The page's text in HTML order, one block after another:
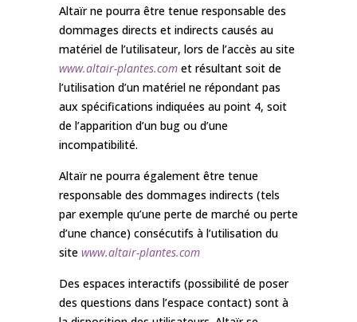
Altaïr ne pourra être tenue responsable des
dommages directs et indirects causés au
matériel de l’utilisateur, lors de l’accès au site
www.altair-plantes.com et résultant soit de
l’utilisation d’un matériel ne répondant pas
aux spécifications indiquées au point 4, soit
de l’apparition d’un bug ou d’une
incompatibilité.
Altaïr ne pourra également être tenue
responsable des dommages indirects (tels
par exemple qu’une perte de marché ou perte
d’une chance) consécutifs à l’utilisation du
site www.altair-plantes.com
Des espaces interactifs (possibilité de poser
des questions dans l’espace contact) sont à